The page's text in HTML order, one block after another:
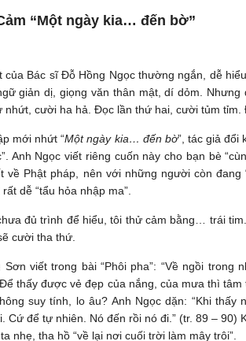
“Một ngày kia… đến bờ”
của Bác sĩ Đỗ Hồng Ngọc thường ngắn, dễ
giản dị, giọng văn thân mật, dí dỏm. Nhưng
nhứt, cười ha hả. Đọc lần thứ hai, cười tủm tỉm.
mới nhứt “Một ngày kia… đến bờ”, tác giả đổi
Anh Ngọc viết riêng cuốn này cho bạn bè
về Phật pháp, nên với những người còn
dễ “tẩu hỏa nhập ma”.
đủ trình để hiểu, tôi thử cảm bằng… trái
cười tha thứ.
Sơn viết trong bài “Phôi pha”: “Về ngồi
thấy được vẻ đẹp của nắng, của mưa thì
suy tính, lo âu? Anh Ngọc dặn: “Khi
Cứ để tự nhiên. Nó đến rồi nó đi.” (tr. 89 – 90)
nhẹ, tha hồ “về lại nơi cuối trời làm mây trôi”.